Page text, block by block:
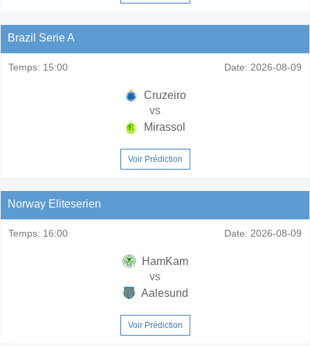
Brazil Serie A
Temps: 15:00 Date: 2026-08-09
Cruzeiro
vs
Mirassol
Voir Prédiction
Norway Eliteserien
Temps: 16:00 Date: 2026-08-09
HamKam
vs
Aalesund
Voir Prédiction